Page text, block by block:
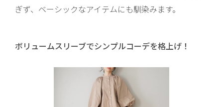
ぎず、ベーシックなアイテムにも馴染みます。
ボリュームスリーブでシンプルコーデを格上げ！